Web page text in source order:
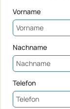
Vorname
Nachname
Telefon